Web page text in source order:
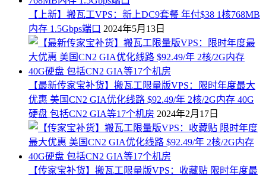
【上新】搬瓦工VPS：新上DC9套餐 年付$38 1核768MB
内存 1.5Gbps端口 2024年5月13日
【最新传家宝补货】搬瓦工限量版VPS：限时年度最大
优惠 美国CN2 GIA优化线路 $92.49/年 2核/2G内存 40G
硬盘 包括CN2 GIA等17个机房 2024年2月17日
【传家宝补货】搬瓦工限量版VPS：收藏贴 限时年度最